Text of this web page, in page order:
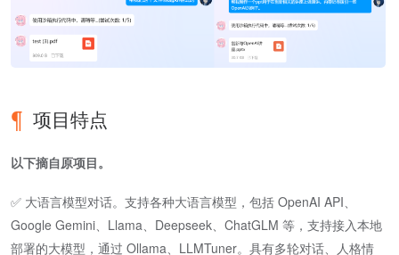
项目特点
以下摘自原项目。
✅ 大语言模型对话。支持各种大语言模型，包括 OpenAI API、
Google Gemini、Llama、Deepseek、ChatGLM 等，支持接入本地
部署的大模型，通过 Ollama、LLMTuner。具有多轮对话、人格情